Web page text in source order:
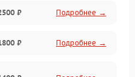
₽ Подробнее →
₽ Подробнее →